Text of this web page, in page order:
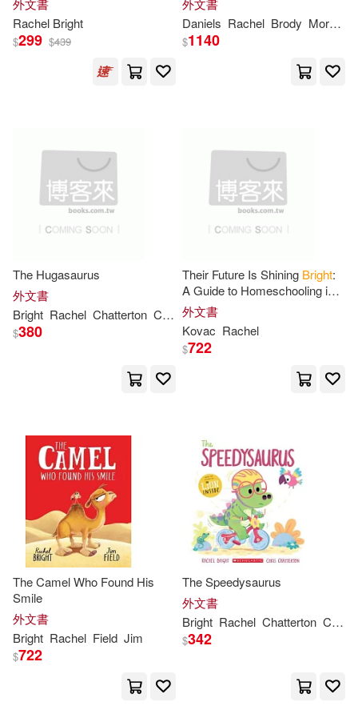
外文書
Rachel Bright
$299 $439
外文書
Daniels Rachel Brody Morgan
$1140
The Hugasaurus
外文書
Bright Rachel Chatterton Chris
$380
Their Future Is Shining Bright:
A Guide to Homeschooling in
High School -- And Equipping
Your Child for Success and
外文書
Kovac Rachel
$722
The Camel Who Found His
Smile
外文書
Bright Rachel Field Jim
$722
The Speedysaurus
外文書
Bright Rachel Chatterton Chris
$342